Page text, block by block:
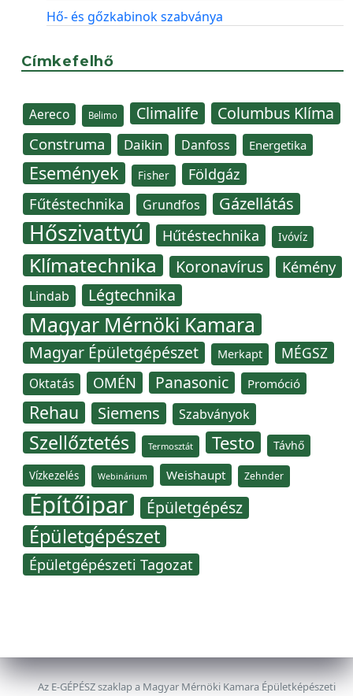
Hő- és gőzkabinok szabványa
Címkefelhő
Aereco Belimo Climalife Columbus Klíma
Construma Daikin Danfoss Energetika
Események Fisher Földgáz
Fűtéstechnika Grundfos Gázellátás
Hőszivattyú Hűtéstechnika Ivóvíz
Klímatechnika Koronavírus Kémény
Lindab Légtechnika
Magyar Mérnöki Kamara
Magyar Épületgépészet Merkapt MÉGSZ
Oktatás OMÉN Panasonic Promóció
Rehau Siemens Szabványok
Szellőztetés Termosztát Testo Távhő
Vízkezelés Webinárium Weishaupt Zehnder
Építőipar Épületgépész
Épületgépészet
Épületgépészeti Tagozat
Az E-GÉPÉSZ szaklap a Magyar Mérnöki Kamara Épületképészeti